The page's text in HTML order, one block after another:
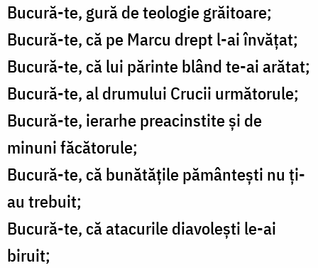
Bucură-te, gură de teologie grăitoare;
Bucură-te, că pe Marcu drept l-ai învățat;
Bucură-te, că lui părinte blând te-ai arătat;
Bucură-te, al drumului Crucii următorule;
Bucură-te, ierarhe preacinstite și de
minuni făcătorule;
Bucură-te, că bunătățile pământești nu ți-
au trebuit;
Bucură-te, că atacurile diavolești le-ai
biruit;